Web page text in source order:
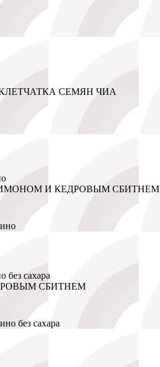
СЕМЯН ЧИА
И КЕДРОВЫМ СБИТНЕМ
без сахара
СБИТНЕМ